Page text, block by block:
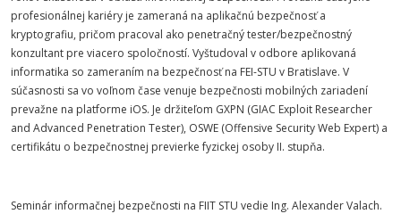
profesionálnej kariéry je zameraná na aplikačnú bezpečnosť a
kryptografiu, pričom pracoval ako penetračný tester/bezpečnostný
konzultant pre viacero spoločností. Vyštudoval v odbore aplikovaná
informatika so zameraním na bezpečnosť na FEI-STU v Bratislave. V
súčasnosti sa vo voľnom čase venuje bezpečnosti mobilných zariadení
prevažne na platforme iOS. Je držiteľom GXPN (GIAC Exploit Researcher
and Advanced Penetration Tester), OSWE (Offensive Security Web Expert) a
certifikátu o bezpečnostnej previerke fyzickej osoby II. stupňa.
Seminár informačnej bezpečnosti na FIIT STU vedie Ing. Alexander Valach.